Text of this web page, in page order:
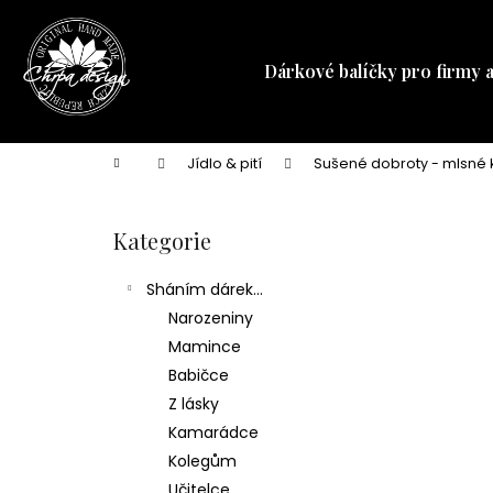
obsah
Dárkové balíčky pro firmy
Domů Jídlo & pití Sušené dobroty - mlsné
Přeskočit
kategorie
Kategorie
Sháním dárek...
Narozeniny
Mamince
Babičce
Z lásky
Kamarádce
Kolegům
Zpět
do
obchodu
Zpět
do
obchodu